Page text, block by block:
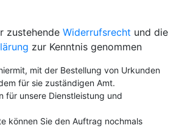
zustehende Widerrufsrecht und die
zur Kenntnis genommen
mit der Bestellung von Urkunden
für sie zuständigen Amt.
für unsere Dienstleistung und
können Sie den Auftrag nochmals